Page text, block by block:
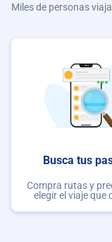
Miles de personas
Busca tus
Compra rutas y
elegir el viaje que